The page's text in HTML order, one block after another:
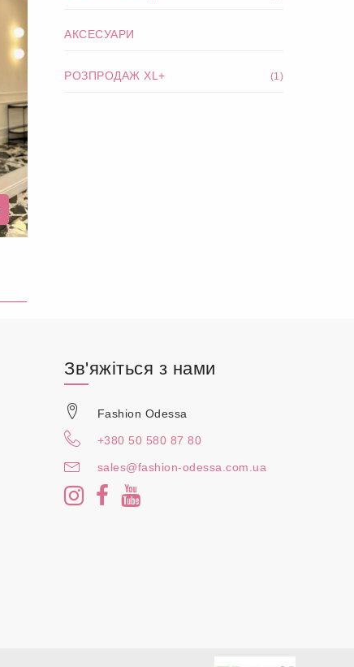
АКСЕСУАРИ
РОЗПРОДАЖ XL+ (1)
Зв'яжіться з нами
Fashion Odessa
+380 50 580 87 80
sales@fashion-odessa.com.ua